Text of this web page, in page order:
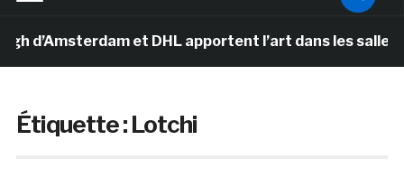
et DHL apportent l’art dans les salles de
Étiquette :Lotchi